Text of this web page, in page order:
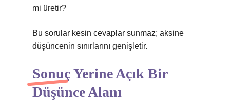
mi üretir?
Bu sorular kesin cevaplar sunmaz; aksine
düşüncenin sınırlarını genişletir.
Sonuç Yerine Açık Bir
Düşünce Alanı